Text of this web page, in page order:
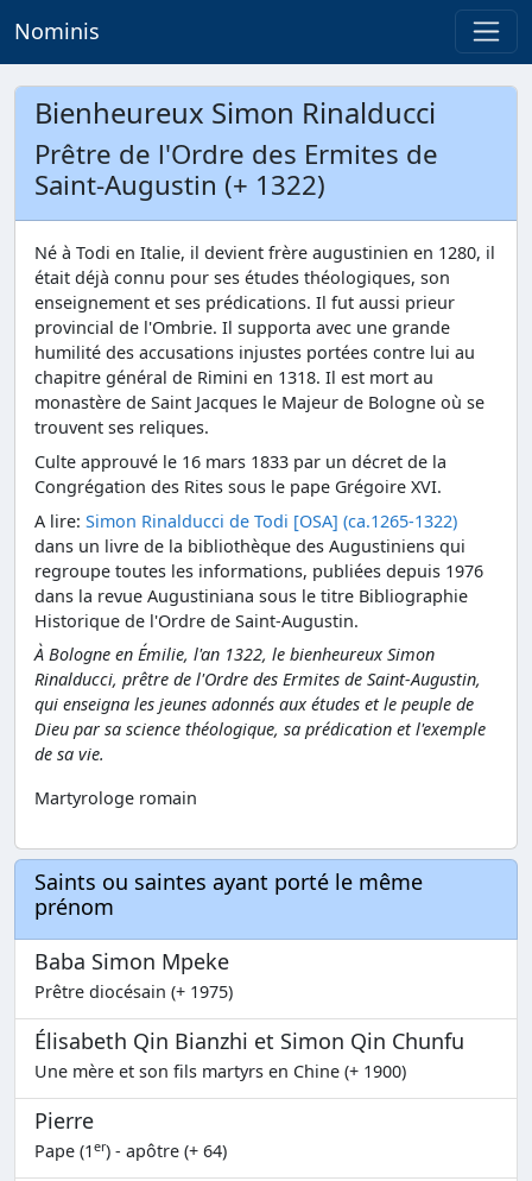
Nominis
Bienheureux Simon Rinalducci
Prêtre de l'Ordre des Ermites de
Saint-Augustin (+ 1322)
Né à Todi en Italie, il devient frère augustinien en 1280, il
était déjà connu pour ses études théologiques, son
enseignement et ses prédications. Il fut aussi prieur
provincial de l'Ombrie. Il supporta avec une grande
humilité des accusations injustes portées contre lui au
chapitre général de Rimini en 1318. Il est mort au
monastère de Saint Jacques le Majeur de Bologne où se
trouvent ses reliques.
Culte approuvé le 16 mars 1833 par un décret de la
Congrégation des Rites sous le pape Grégoire XVI.
A lire: Simon Rinalducci de Todi [OSA] (ca.1265-1322)
dans un livre de la bibliothèque des Augustiniens qui
regroupe toutes les informations, publiées depuis 1976
dans la revue Augustiniana sous le titre Bibliographie
Historique de l'Ordre de Saint-Augustin.
À Bologne en Émilie, l'an 1322, le bienheureux Simon
Rinalducci, prêtre de l'Ordre des Ermites de Saint-Augustin,
qui enseigna les jeunes adonnés aux études et le peuple de
Dieu par sa science théologique, sa prédication et l'exemple
de sa vie.
Martyrologe romain
Saints ou saintes ayant porté le même
prénom
Baba Simon Mpeke
Prêtre diocésain (+ 1975)
Élisabeth Qin Bianzhi et Simon Qin Chunfu
Une mère et son fils martyrs en Chine (+ 1900)
Pierre
Pape (1er) - apôtre (+ 64)